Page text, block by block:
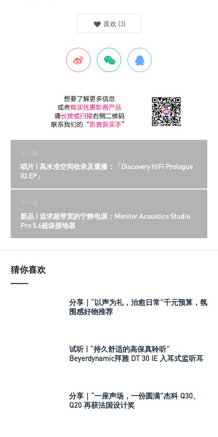
喜欢 (3)
上一篇
唱片 | 高水准空间收录及重播：「Discovery HiFi Prologue
02 EP」
下一篇
新品 | 追求超带宽的宁静电源：Monitor Acoustics Studio
Pro 5.6超级接地器
猜你喜欢
分享｜“以声为礼，治愈日常”千元预算，氛
围感好物推荐
试听 | “持久舒适的高保真聆听”
Beyerdynamic拜雅 DT 30 IE 入耳式监听耳
分享｜“一座声场，一份圆满”杰科 Q30、
Q20 再获法国设计奖